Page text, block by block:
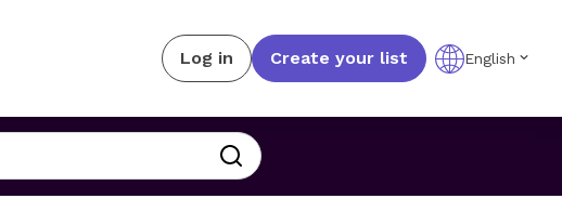
Log in Create your list English